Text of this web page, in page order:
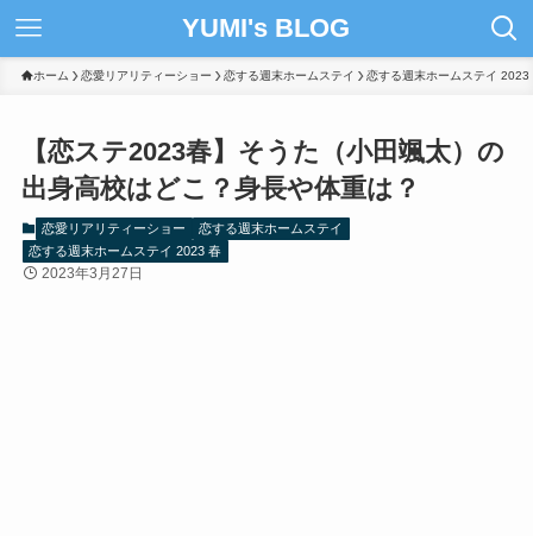
YUMI's BLOG
ホーム 恋愛リアリティーショー 恋する週末ホームステイ 恋する週末ホームステイ 2023
【恋ステ2023春】そうた（小田颯太）の
出身高校はどこ？身長や体重は？
恋愛リアリティーショー
恋する週末ホームステイ
恋する週末ホームステイ 2023 春
2023年3月27日